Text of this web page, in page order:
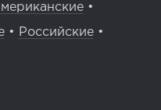
•
• Российские •